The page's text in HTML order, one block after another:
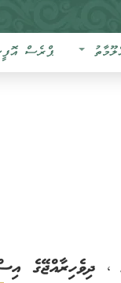
ޕްރެސް
ދިވެހިރާއްޖޭގެ